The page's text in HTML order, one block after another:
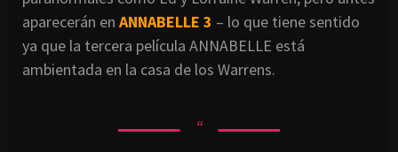
aparecerán en ANNABELLE 3 – lo que tiene sentido
ya que la tercera película ANNABELLE está
ambientada en la casa de los Warrens.